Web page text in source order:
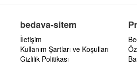
bedava-sitem
İletişim
Kullanım Şartları ve Koşulları
Gizlilik Politikası